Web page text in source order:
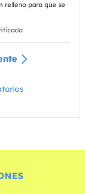
relleno para que se